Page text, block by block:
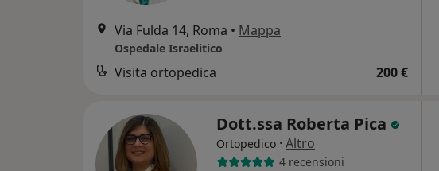
Via Fulda 14, Roma • Mappa
Ospedale Israelitico
Visita ortopedica 200 €
Dott.ssa Roberta Pica
Ortopedico · Altro
4 recensioni